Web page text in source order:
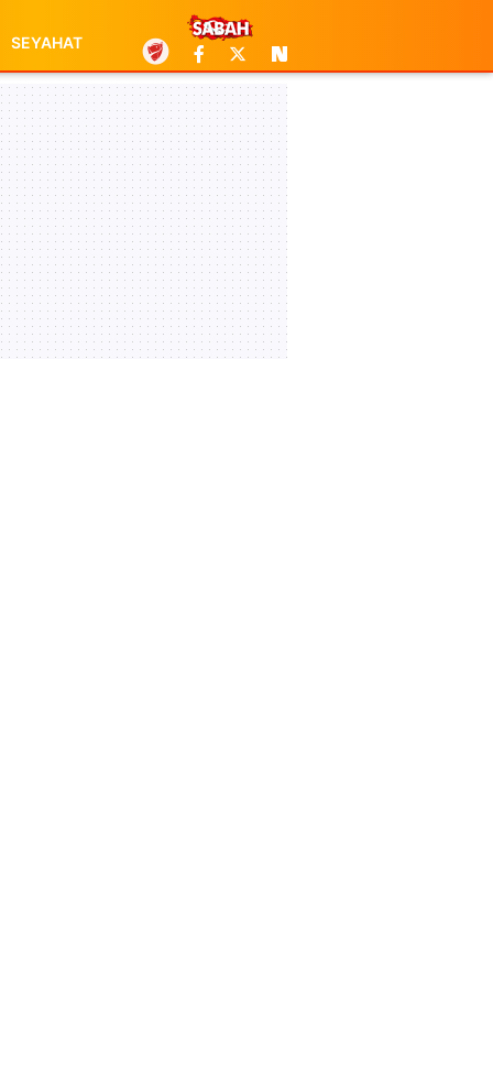
SEYAHAT